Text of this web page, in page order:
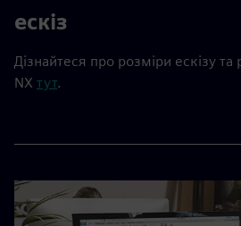
ескіз
Дізнайтеся про розміри ескізу та
NX тут.